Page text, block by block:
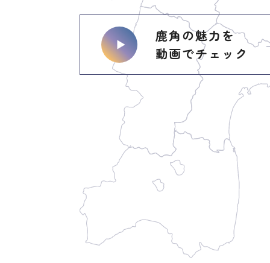
鹿角の魅力を
動画でチェック